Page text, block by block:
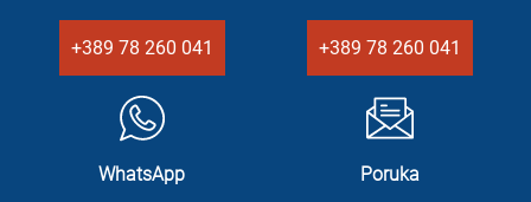
+389 78 260 041 +389 78 260 041
WhatsApp Poruka